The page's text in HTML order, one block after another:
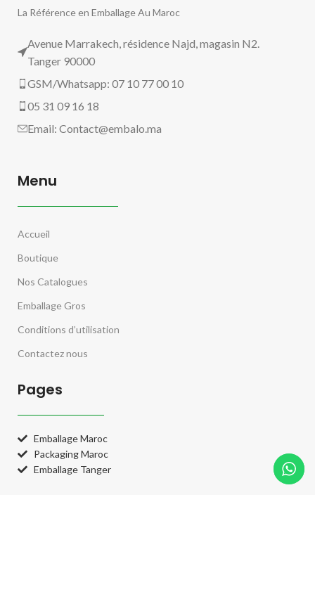
La Référence en Emballage Au Maroc
Avenue Marrakech, résidence Najd, magasin N2.
Tanger 90000
GSM/Whatsapp: 07 10 77 00 10
05 31 09 16 18
Email:Contact@embalo.ma
Menu
Accueil
Boutique
Nos Catalogues
Emballage Gros
Conditions d’utilisation
Contactez nous
Pages
Emballage Maroc
Packaging Maroc
Emballage Tanger